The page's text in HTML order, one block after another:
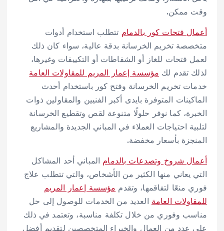
وقت ممكن.
أعمال فتحات كور بالدمام تتطلب استخدام أدوات
متخصصة تخريم الخرسانة بدقة عالية، سواء كان ذلك
لعمل فتحات للغاز أو الشفاطات أو التكييفات وغيرها،
لذلك تقدم لك مؤسسة إعمار المريم للمقاولات العامة
خدمات تخريم الخرسانة وفتح كور باستخدام أحدث
الماكينات المتوفرة بايدى أكبر الفنيين والمقاولين ذوات
الخبرة، كما نوفر حلولًا متنوعة لقص وتقطيع الخرسانة
لتلبية احتياجات العملاء في المباني الجديدة والمشاريع
المنجزة بأسعار مخفضة.
أعمال شروخ وتصدعات بالدمام المباني أحد المشاكل
التي يعاني منها الكثير من الأشخاص، والتي تتطلب علاج
فوري منعًا لتفاقمها، وتقدم مؤسسة إعمار المريم
للمقاولات العامة العديد من الخدمات للوصول إلى حل
مناسب وفوري من خلال تكلفة مناسبة، وتعتمد في ذلك
على عدد من العمال والخبراء المتخصصين لتقديم أفضل